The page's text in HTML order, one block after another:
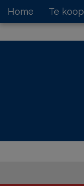
Home Te koop